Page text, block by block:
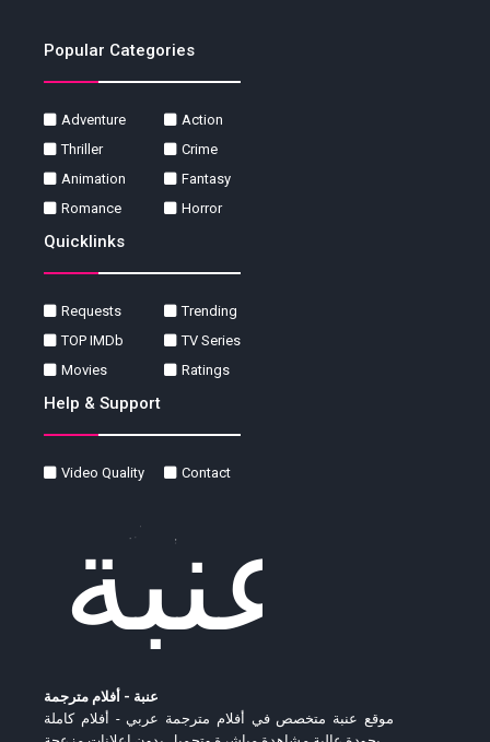
Popular Categories
Adventure
Action
Thriller
Crime
Animation
Fantasy
Romance
Horror
Quicklinks
Requests
Trending
TOP IMDb
TV Series
Movies
Ratings
Help & Support
Video Quality Contact
عنبة - أفلام مترجمة
موقع عنبة متخصص في أفلام مترجمة عربي - أفلام كاملة